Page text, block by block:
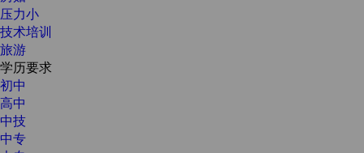
压力小
技术培训
旅游
学历要求
初中
高中
中技
中专